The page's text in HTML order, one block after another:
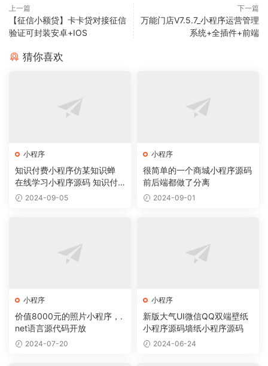
上一篇
【征信小额贷】卡卡贷对接征信
验证可封装安卓+IOS
下一篇
万能门店V7.5.7_小程序运营管理
系统+全插件+前端
猜你喜欢
小程序
知识付费小程序仿某知识蝉
在线学习小程序源码 知识付
费系统2024-09-05
小程序
很简单的一个商城小程序源码
前后端都做了分离
2024-09-01
小程序
价值8000元的照片小程序，.
net语言源代码开放
2024-07-20
小程序
新版大气UI微信QQ双端壁纸
小程序源码墙纸小程序源码
2024-06-24